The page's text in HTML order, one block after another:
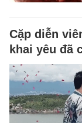
Cặp diễn
khai yêu đã